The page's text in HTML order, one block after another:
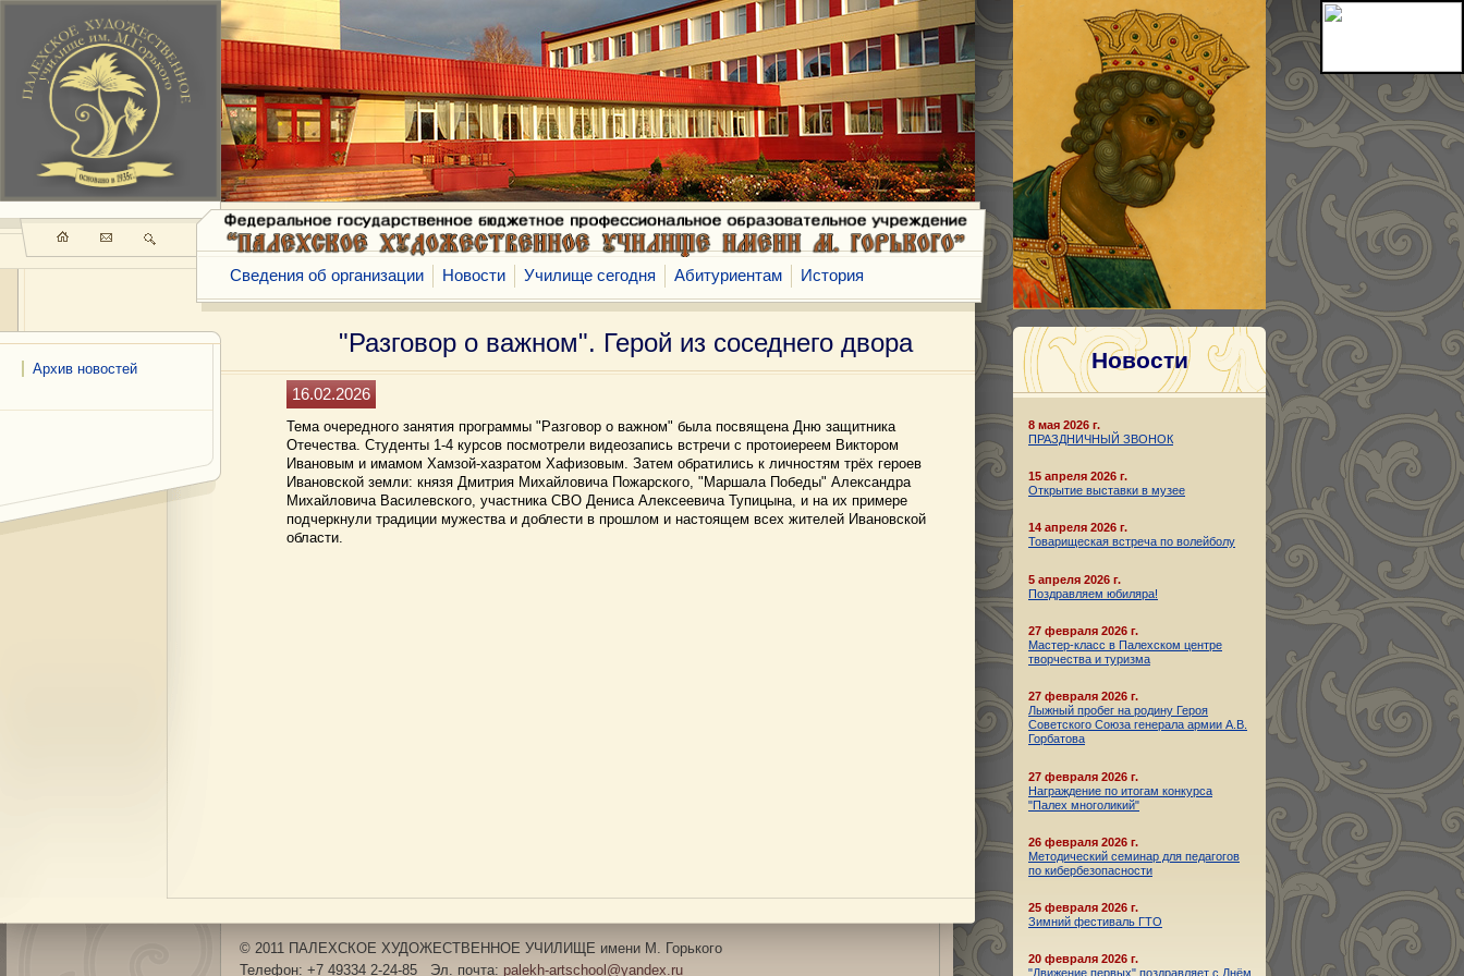
Архив новостей
Сведения об организации Новости Училище сегодня Абитуриентам История
"Разговор о важном". Герой из соседнего двора
16.02.2026
Тема очередного занятия программы "Разговор о важном" была посвящена Дню защитника
Отечества. Студенты 1-4 курсов посмотрели видеозапись встречи с протоиереем Виктором
Ивановым и имамом Хамзой-хазратом Хафизовым. Затем обратились к личностям трёх героев
Ивановской земли: князя Дмитрия Михайловича Пожарского, "Маршала Победы" Александра
Михайловича Василевского, участника СВО Дениса Алексеевича Тупицына, и на их примере
подчеркнули традиции мужества и доблести в прошлом и настоящем всех жителей Ивановской
области.
© 2011 ПАЛЕХСКОЕ ХУДОЖЕСТВЕННОЕ УЧИЛИЩЕ имени М. Горького
Телефон: +7 49334 2-24-85 Эл. почта: palekh-artschool@yandex.ru
Новости